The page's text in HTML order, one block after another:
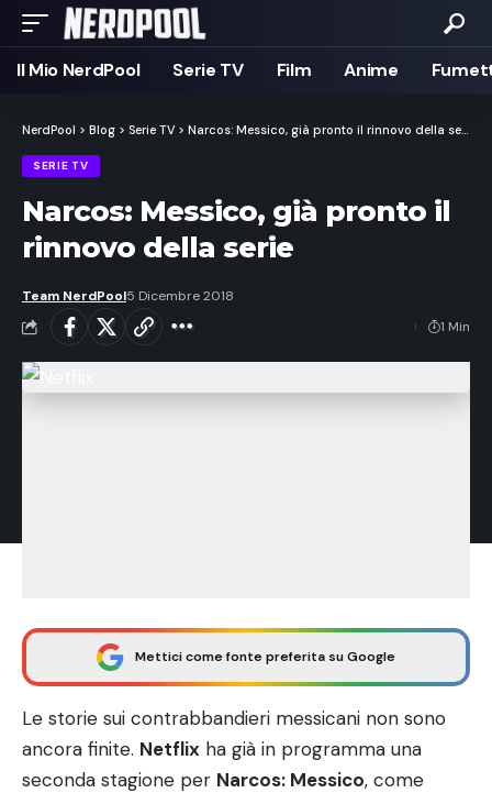
Il Mio NerdPool Serie TV Film Anime
NerdPool > Blog > Serie TV > Narcos: Messico, già pronto il rinnovo della serie
SERIE TV
Narcos: Messico, già pronto il
rinnovo della serie
Team NerdPool5 Dicembre 2018
1 Min
Mettici come fonte preferita su Google
Le storie sui contrabbandieri messicani non sono
ancora finite. Netflix ha già in programma una
seconda stagione per Narcos: Messico, come